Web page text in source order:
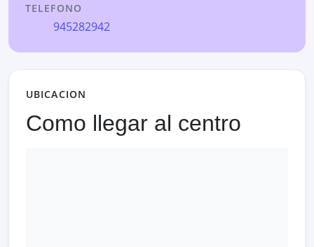
TELEFONO
945282942
UBICACION
Como llegar al centro